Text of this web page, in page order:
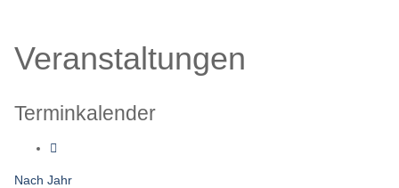
Veranstaltungen
Terminkalender
Nach Jahr